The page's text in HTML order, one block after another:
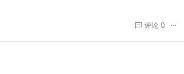
评论 0